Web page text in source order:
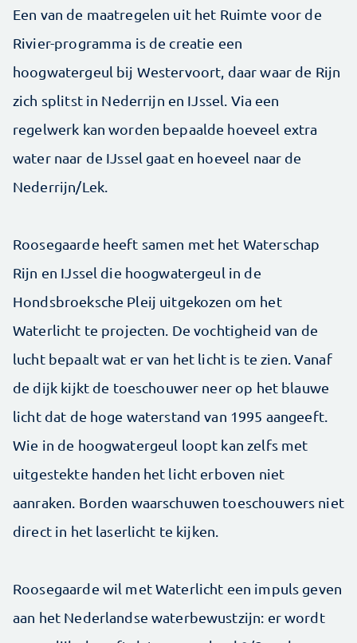
Een van de maatregelen uit het Ruimte voor de
Rivier-programma is de creatie een
hoogwatergeul bij Westervoort, daar waar de Rijn
zich splitst in Nederrijn en IJssel. Via een
regelwerk kan worden bepaalde hoeveel extra
water naar de IJssel gaat en hoeveel naar de
Nederrijn/Lek.
Roosegaarde heeft samen met het Waterschap
Rijn en IJssel die hoogwatergeul in de
Hondsbroeksche Pleij uitgekozen om het
Waterlicht te projecten. De vochtigheid van de
lucht bepaalt wat er van het licht is te zien. Vanaf
de dijk kijkt de toeschouwer neer op het blauwe
licht dat de hoge waterstand van 1995 aangeeft.
Wie in de hoogwatergeul loopt kan zelfs met
uitgestekte handen het licht erboven niet
aanraken. Borden waarschuwen toeschouwers niet
direct in het laserlicht te kijken.
Roosegaarde wil met Waterlicht een impuls geven
aan het Nederlandse waterbewustzijn: er wordt